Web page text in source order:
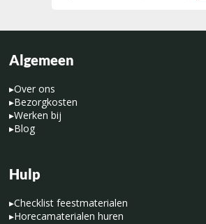
Algemeen
▸Over ons
▸Bezorgkosten
▸Werken bij
▸Blog
Hulp
▸Checklist feestmaterialen
▸Horecamaterialen huren